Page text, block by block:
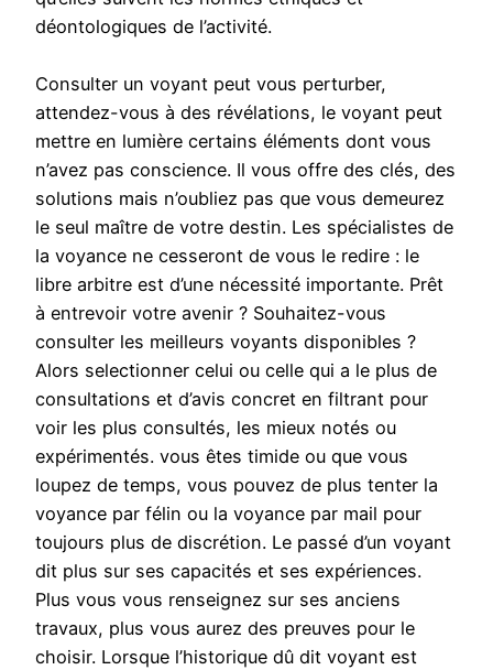
déontologiques de l’activité.
Consulter un voyant peut vous perturber,
attendez-vous à des révélations, le voyant peut
mettre en lumière certains éléments dont vous
n’avez pas conscience. Il vous offre des clés, des
solutions mais n’oubliez pas que vous demeurez
le seul maître de votre destin. Les spécialistes de
la voyance ne cesseront de vous le redire : le
libre arbitre est d’une nécessité importante. Prêt
à entrevoir votre avenir ? Souhaitez-vous
consulter les meilleurs voyants disponibles ?
Alors selectionner celui ou celle qui a le plus de
consultations et d’avis concret en filtrant pour
voir les plus consultés, les mieux notés ou
expérimentés. vous êtes timide ou que vous
loupez de temps, vous pouvez de plus tenter la
voyance par félin ou la voyance par mail pour
toujours plus de discrétion. Le passé d’un voyant
dit plus sur ses capacités et ses expériences.
Plus vous vous renseignez sur ses anciens
travaux, plus vous aurez des preuves pour le
choisir. Lorsque l’historique dû dit voyant est